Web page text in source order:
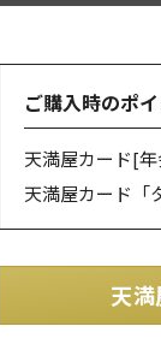
ご購入時のポ
天満屋カード[
天満屋カード「
天